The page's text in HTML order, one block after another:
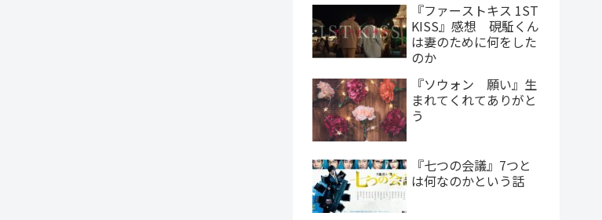
『ファーストキス 1ST
KISS』感想 硯駈くん
は妻のために何をした
のか
『ソウォン 願い』生
まれてくれてありがと
う
『七つの会議』7つと
は何なのかという話